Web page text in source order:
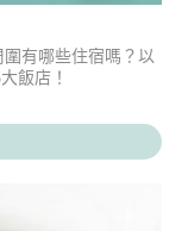
有哪些住宿嗎？以
飯店！